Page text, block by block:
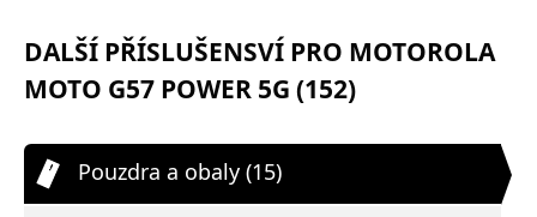
DALŠÍ PŘÍSLUŠENSVÍ PRO MOTOROLA
MOTO G57 POWER 5G (152)
Pouzdra a obaly (15)